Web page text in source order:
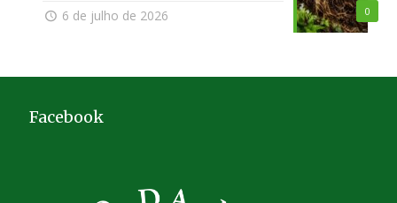
0
6 de julho de 2026
Facebook